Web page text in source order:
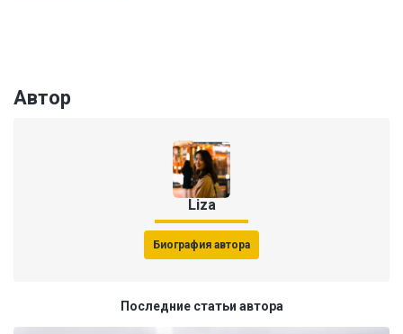
Автор
Liza
Биография автора
Последние статьи автора